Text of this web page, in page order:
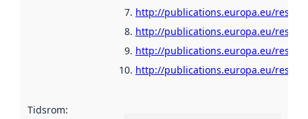
http://publications.europa.eu/
http://publications.europa.eu/
http://publications.europa.eu/
http://publications.europa.eu/
Tidsrom: